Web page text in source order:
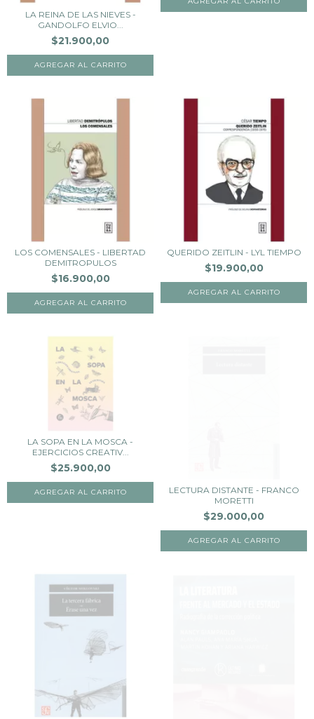
LA REINA DE LAS NIEVES -
GANDOLFO ELVIO...
$21.900,00
LOS COMENSALES - LIBERTAD
DEMITROPULOS
$16.900,00
QUERIDO ZEITLIN - LYL TIEMPO
$19.900,00
LA SOPA EN LA MOSCA -
EJERCICIOS CREATIV...
$25.900,00
LECTURA DISTANTE - FRANCO
MORETTI
$29.000,00